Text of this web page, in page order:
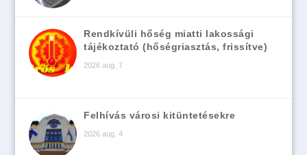
Rendkívüli hőség miatti lakossági
tájékoztató (hőségriasztás, frissítve)
2026 aug. 7
Felhívás városi kitüntetésekre
2026 aug. 4